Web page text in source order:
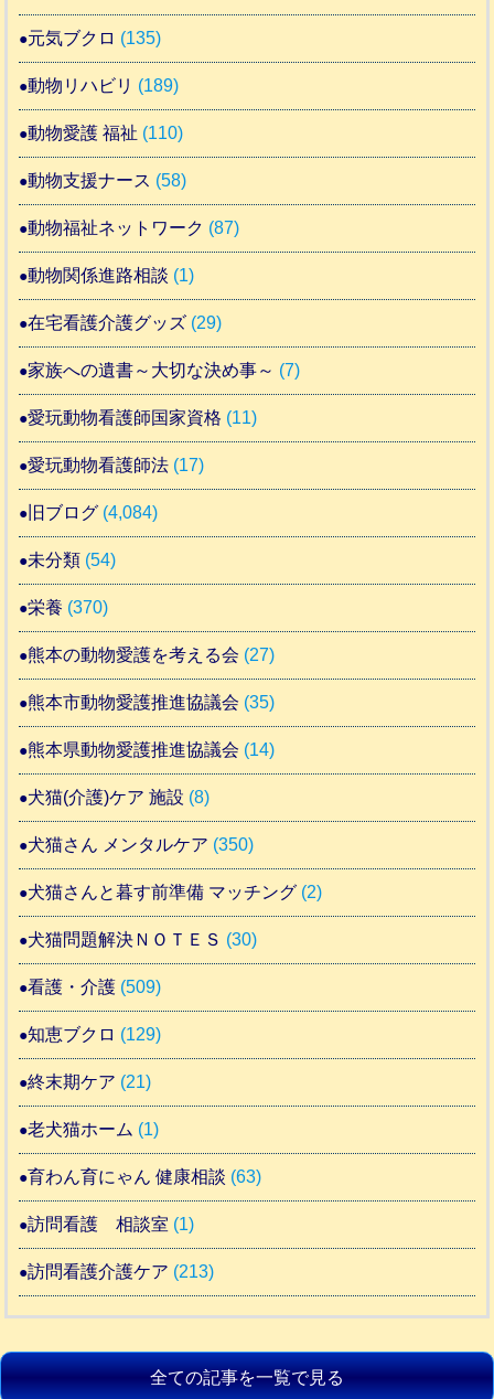
元気ブクロ (135)
動物リハビリ (189)
動物愛護 福祉 (110)
動物支援ナース (58)
動物福祉ネットワーク (87)
動物関係進路相談 (1)
在宅看護介護グッズ (29)
家族への遺書～大切な決め事～ (7)
愛玩動物看護師国家資格 (11)
愛玩動物看護師法 (17)
旧ブログ (4,084)
未分類 (54)
栄養 (370)
熊本の動物愛護を考える会 (27)
熊本市動物愛護推進協議会 (35)
熊本県動物愛護推進協議会 (14)
犬猫(介護)ケア 施設 (8)
犬猫さん メンタルケア (350)
犬猫さんと暮す前準備 マッチング (2)
犬猫問題解決ＮＯＴＥＳ (30)
看護・介護 (509)
知恵ブクロ (129)
終末期ケア (21)
老犬猫ホーム (1)
育わん育にゃん 健康相談 (63)
訪問看護 相談室 (1)
訪問看護介護ケア (213)
全ての記事を一覧で見る